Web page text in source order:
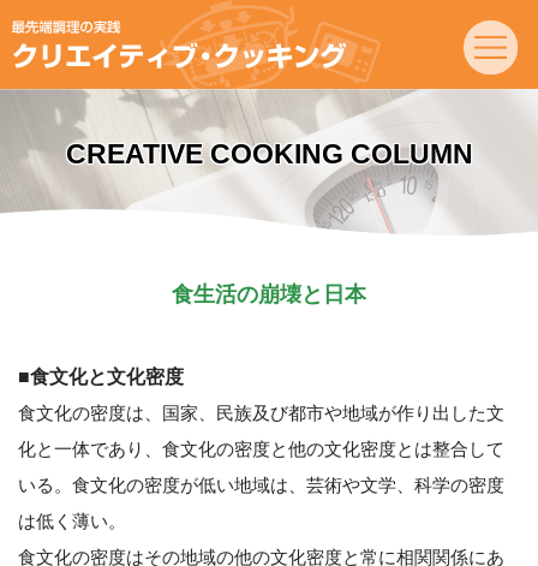
CREATIVE COOKING COLUMN
食生活の崩壊と日本
■食文化と文化密度
食文化の密度は、国家、民族及び都市や地域が作り出した文
化と一体であり、食文化の密度と他の文化密度とは整合して
いる。食文化の密度が低い地域は、芸術や文学、科学の密度
は低く薄い。
食文化の密度はその地域の他の文化密度と常に相関関係にあ